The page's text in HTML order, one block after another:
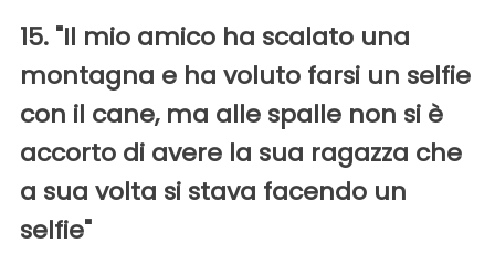
15. "Il mio amico ha scalato una
montagna e ha voluto farsi un selfie
con il cane, ma alle spalle non si è
accorto di avere la sua ragazza che
a sua volta si stava facendo un
selfie"